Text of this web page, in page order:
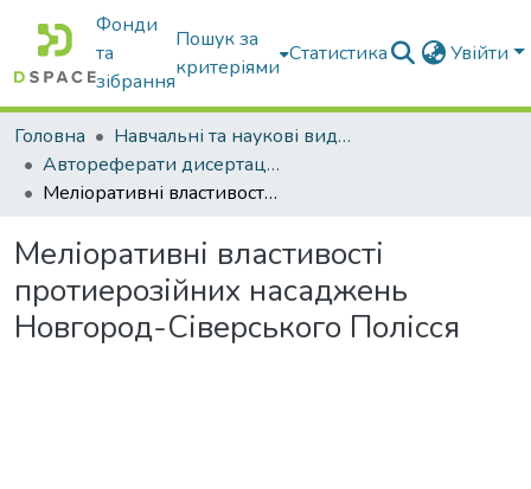
Фонди
та
зібрання
Пошук за
критеріями
Статистика Увійти
Головна
Навчальні та наукові видання
Автореферати дисертацій та дисертації
Меліоративні властивості протиерозійних насаджень Новгород-Сіверського Полісся
Меліоративні властивості
протиерозійних насаджень
Новгород-Сіверського Полісся